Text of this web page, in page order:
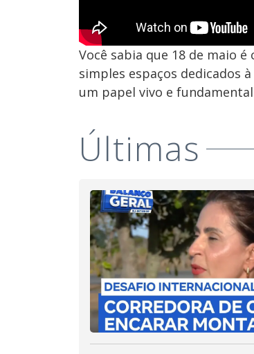
Você sabia que 18 de maio
simples espaços dedicados
um papel vivo e
Últimas